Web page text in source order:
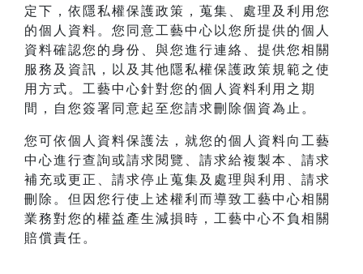
定下，依隱私權保護政策，蒐集、處理及利用您
的個人資料。您同意工藝中心以您所提供的個人
資料確認您的身份、與您進行連絡、提供您相關
服務及資訊，以及其他隱私權保護政策規範之使
用方式。工藝中心針對您的個人資料利用之期
間，自您簽署同意起至您請求刪除個資為止。
您可依個人資料保護法，就您的個人資料向工藝
中心進行查詢或請求閱覽、請求給複製本、請求
補充或更正、請求停止蒐集及處理與利用、請求
刪除。但因您行使上述權利而導致工藝中心相關
業務對您的權益產生減損時，工藝中心不負相關
賠償責任。